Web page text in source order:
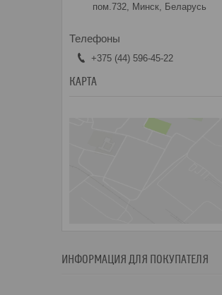
пом.732, Минск, Беларусь
+375 (44) 596-45-22
КАРТА
ИНФОРМАЦИЯ ДЛЯ ПОКУПАТЕЛЯ